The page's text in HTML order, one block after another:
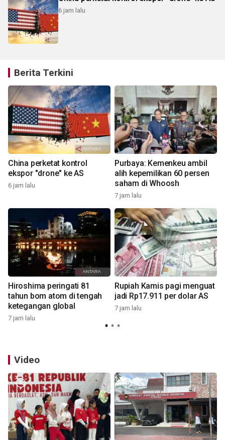
6 jam lalu
Berita Terkini
China perketat kontrol
ekspor "drone" ke AS
6 jam lalu
Purbaya: Kemenkeu ambil
alih kepemilikan 60 persen
saham di Whoosh
7 jam lalu
Hiroshima peringati 81
tahun bom atom di tengah
ketegangan global
7 jam lalu
Rupiah Kamis pagi menguat
jadi Rp17.911 per dolar AS
7 jam lalu
Video